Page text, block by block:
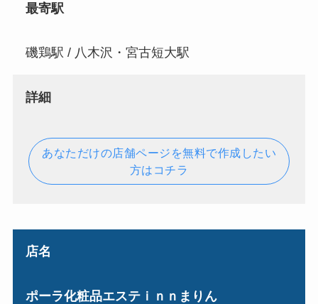
最寄駅
磯鶏駅 / 八木沢・宮古短大駅
詳細
あなただけの店舗ページを無料で作成したい
方はコチラ
店名
ポーラ化粧品エステｉｎｎまりん